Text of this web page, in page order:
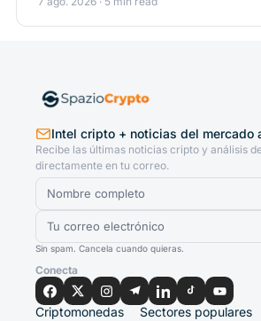
Intel cripto + noticias del mercado
Recibe las últimas noticias cripto y análisis
directamente en tu correo.
Sin spam. Cancela cuando quieras.
Conecta
Criptomonedas Sectores populares